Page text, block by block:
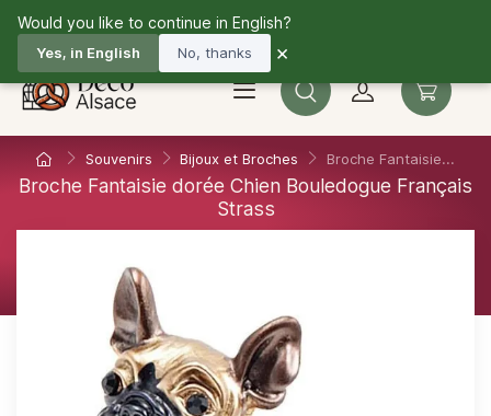
Would you like to continue in English?
Yes, in English No, thanks ×
03 67 10 33 36
Souvenirs Bijoux et Broches Broche Fantaisie...
Broche Fantaisie dorée Chien Bouledogue Français
Strass